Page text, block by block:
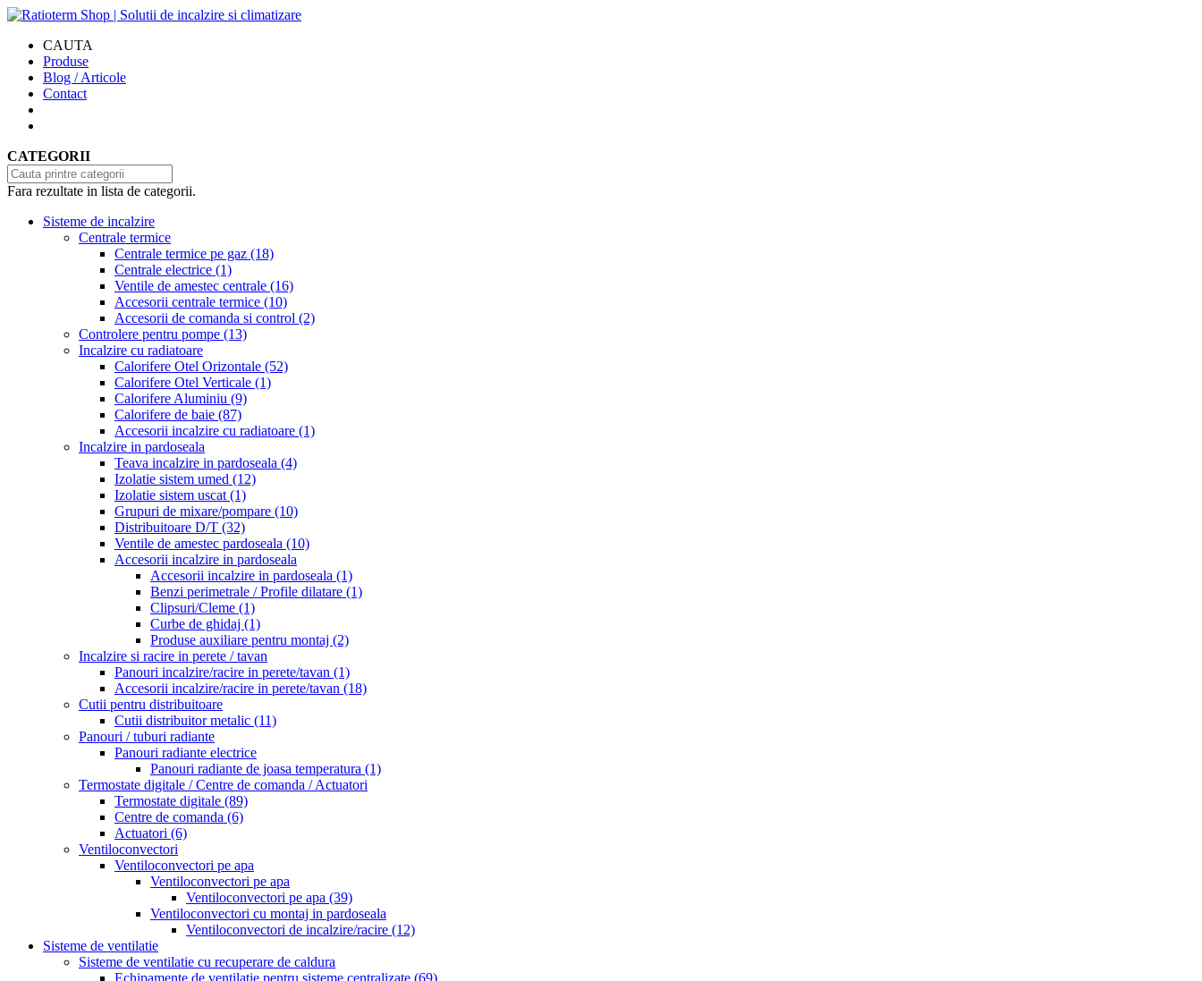
CAUTA
Produse
Blog / Articole
Contact
CATEGORII
Fara rezultate in lista de categorii.
Sisteme de incalzire
Centrale termice
Centrale termice pe gaz (18)
Centrale electrice (1)
Ventile de amestec centrale (16)
Accesorii centrale termice (10)
Accesorii de comanda si control (2)
Controlere pentru pompe (13)
Incalzire cu radiatoare
Calorifere Otel Orizontale (52)
Calorifere Otel Verticale (1)
Calorifere Aluminiu (9)
Calorifere de baie (87)
Accesorii incalzire cu radiatoare (1)
Incalzire in pardoseala
Teava incalzire in pardoseala (4)
Izolatie sistem umed (12)
Izolatie sistem uscat (1)
Grupuri de mixare/pompare (10)
Distribuitoare D/T (32)
Ventile de amestec pardoseala (10)
Accesorii incalzire in pardoseala
Accesorii incalzire in pardoseala (1)
Benzi perimetrale / Profile dilatare (1)
Clipsuri/Cleme (1)
Curbe de ghidaj (1)
Produse auxiliare pentru montaj (2)
Incalzire si racire in perete / tavan
Panouri incalzire/racire in perete/tavan (1)
Accesorii incalzire/racire in perete/tavan (18)
Cutii pentru distribuitoare
Cutii distribuitor metalic (11)
Panouri / tuburi radiante
Panouri radiante electrice
Panouri radiante de joasa temperatura (1)
Termostate digitale / Centre de comanda / Actuatori
Termostate digitale (89)
Centre de comanda (6)
Actuatori (6)
Ventiloconvectori
Ventiloconvectori pe apa
Ventiloconvectori pe apa
Ventiloconvectori pe apa (39)
Ventiloconvectori cu montaj in pardoseala
Ventiloconvectori de incalzire/racire (12)
Sisteme de ventilatie
Sisteme de ventilatie cu recuperare de caldura
Echipamente de ventilatie pentru sisteme centralizate (69)